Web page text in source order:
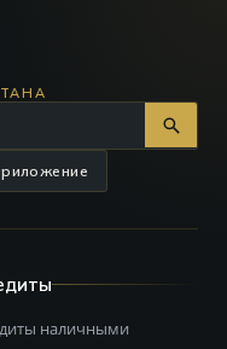
наличными